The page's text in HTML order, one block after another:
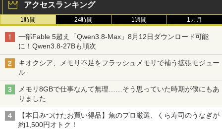
アクセスランキング
1時間 24時間 1週間 1カ月
一部Fable 5超え「Qwen3.8-Max」8月12日ダウンロード可能
に！Qwen3.8-27Bも順次
キオクシア、メモリ不足をフラッシュメモリで補う拡張モジュー
ル
メモリ8GBで仕事なんて無理……そう思っていた時期が僕にもあ
りました
【本日みつけたお買い得品】魚のプロ厳選、くら寿司のうなぎが
約1,500円オトク！